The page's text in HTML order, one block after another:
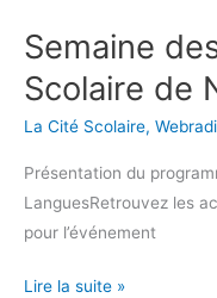
Semaine
Scolaire de
La Cité Scolaire,
Présentation du
LanguesRetrouvez les
pour l’événement
Semaine
Langues
à
Scolaire
de
Nérac
Lire la suite »